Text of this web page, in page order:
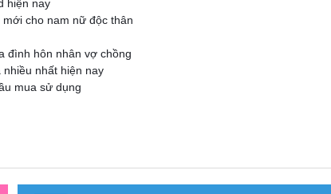
hiện nay
cho nam nữ độc thân
đình hôn nhân vợ chồng
nhất hiện nay
mua sử dụng